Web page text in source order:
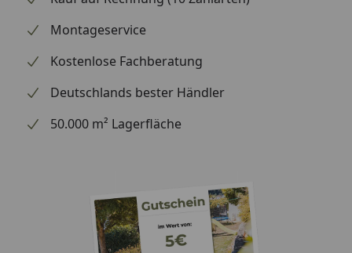
Montageservice
Kostenlose Fachberatung
Deutschlands bester Händler
50.000 m² Lagerfläche